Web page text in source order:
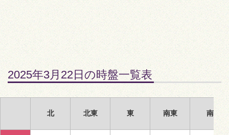
2025年3月22日の時盤一覧表
北 北東 東 南東 南